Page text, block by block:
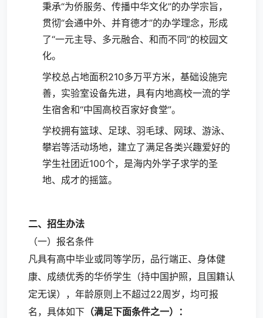
秉承“为侨服务、传播中华文化”的办学宗旨，
贯彻“会通中外、并育德才”的办学理念，形成
了“一元主导、多元融合、和而不同”的校园文
化。
学校总占地面积210多万平方米，基础设施完
善，实验室设备先进，具有内地高校一流的学
生宿舍和“中国高校百家好食堂”。
学校拥有篮球、足球、羽毛球、网球、游泳、
攀岩等活动场地，建立了满足各类兴趣爱好的
学生社团近100个，是海内外学子求学的圣
地、成才的摇篮。
二、招生办法
（一）报名条件
凡具有高中毕业或同等学历，品行端正、身体健
康、成绩优秀的华侨学生（持中国护照，且国籍认
定无误），年龄原则上不超过22周岁，均可报
名，具体如下 （满足下面条件之一）：